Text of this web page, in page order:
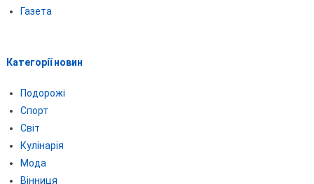
Газета
Категорії новин
Подорожі
Спорт
Світ
Кулінарія
Мода
Вінниця